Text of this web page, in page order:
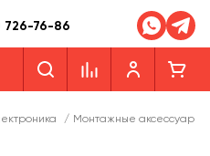
726-76-86
/ Монтажные аксессуары